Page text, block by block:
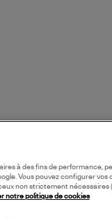
à des fins de performance,
Vous pouvez configurer vos
non strictement
notre politique de cookies